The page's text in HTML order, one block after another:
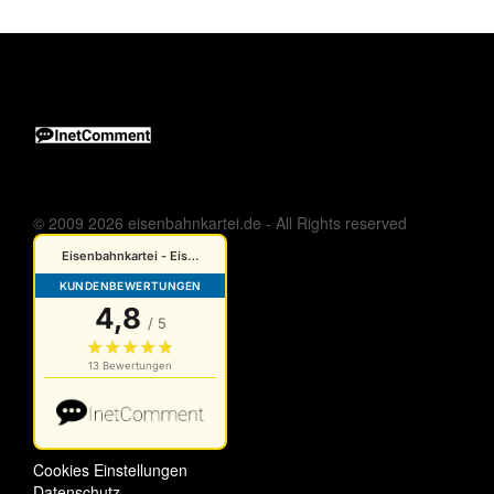
© 2009 2026 eisenbahnkartei.de - All Rights reserved
Cookies Einstellungen